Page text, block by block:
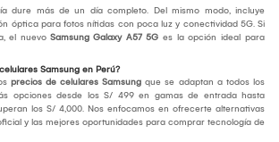
dure más de un día completo. Del mismo modo, incluye
óptica para fotos nítidas con poca luz y conectividad 5G. Si
el nuevo Samsung Galaxy A57 5G es la opción ideal para
Samsung en Perú?
precios de celulares Samsung que se adaptan a todos los
opciones desde los S/ 499 en gamas de entrada hasta
los S/ 4,000. Nos enfocamos en ofrecerte alternativas
y las mejores oportunidades para comprar tecnología de